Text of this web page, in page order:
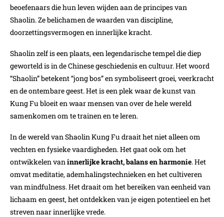
beoefenaars die hun leven wijden aan de principes van
Shaolin. Ze belichamen de waarden van discipline,
doorzettingsvermogen en innerlijke kracht.
Shaolin zelf is een plaats, een legendarische tempel die diep
geworteld is in de Chinese geschiedenis en cultuur. Het woord
“Shaolin” betekent “jong bos” en symboliseert groei, veerkracht
en de ontembare geest. Het is een plek waar de kunst van
Kung Fu bloeit en waar mensen van over de hele wereld
samenkomen om te trainen en te leren.
In de wereld van Shaolin Kung Fu draait het niet alleen om
vechten en fysieke vaardigheden. Het gaat ook om het
ontwikkelen van innerlijke kracht, balans en harmonie. Het
omvat meditatie, ademhalingstechnieken en het cultiveren
van mindfulness. Het draait om het bereiken van eenheid van
lichaam en geest, het ontdekken van je eigen potentieel en het
streven naar innerlijke vrede.